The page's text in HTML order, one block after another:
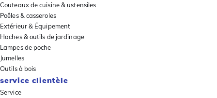
Couteaux de cuisine & ustensiles
Poêles & casseroles
Extérieur & Équipement
Haches & outils de jardinage
Lampes de poche
Jumelles
Outils à bois
service clientèle
Service